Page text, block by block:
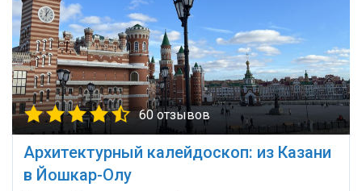
60 отзывов
Архитектурный калейдоскоп: из Казани
в Йошкар-Олу